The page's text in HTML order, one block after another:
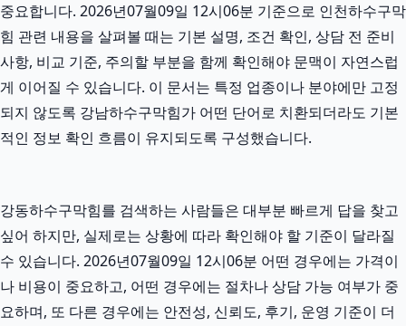
중요합니다. 2026년07월09일 12시06분 기준으로 인천하수구막
힘 관련 내용을 살펴볼 때는 기본 설명, 조건 확인, 상담 전 준비
사항, 비교 기준, 주의할 부분을 함께 확인해야 문맥이 자연스럽
게 이어질 수 있습니다. 이 문서는 특정 업종이나 분야에만 고정
되지 않도록 강남하수구막힘가 어떤 단어로 치환되더라도 기본
적인 정보 확인 흐름이 유지되도록 구성했습니다.
강동하수구막힘를 검색하는 사람들은 대부분 빠르게 답을 찾고
싶어 하지만, 실제로는 상황에 따라 확인해야 할 기준이 달라질
수 있습니다. 2026년07월09일 12시06분 어떤 경우에는 가격이
나 비용이 중요하고, 어떤 경우에는 절차나 상담 가능 여부가 중
요하며, 또 다른 경우에는 안전성, 신뢰도, 후기, 운영 기준이 더